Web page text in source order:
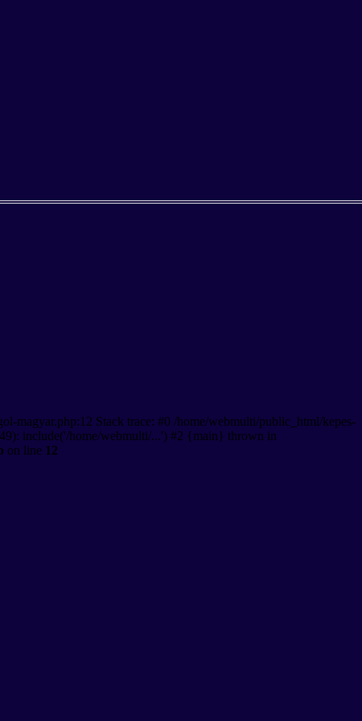
magyar.php:12 Stack trace: #0 /home/webmulti/public_html/kepes-
include('/home/webmulti/...') #2 {main} thrown in
on line 12